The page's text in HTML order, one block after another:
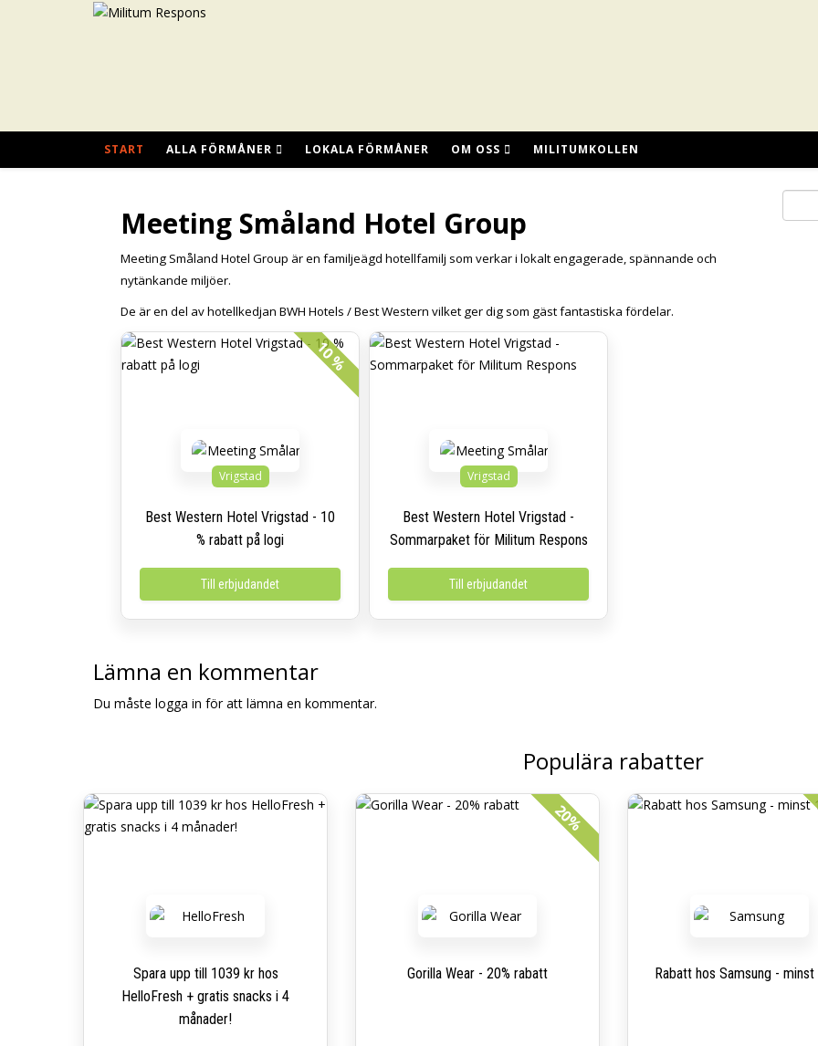
START ALLA FÖRMÅNER LOKALA FÖRMÅNER OM OSS MILITUMKOLLEN
Meeting Småland Hotel Group
Meeting Småland Hotel Group är en familjeägd hotellfamilj som verkar i lokalt engagerade, spännande och
nytänkande miljöer.
De är en del av hotellkedjan BWH Hotels / Best Western vilket ger dig som gäst fantastiska fördelar.
10 %
Vrigstad
Best Western Hotel Vrigstad - 10
% rabatt på logi
Till erbjudandet
Vrigstad
Best Western Hotel Vrigstad -
Sommarpaket för Militum Respons
Till erbjudandet
Lämna en kommentar
Du måste logga in för att lämna en kommentar.
Populära rabatter
Spara upp till 1039 kr hos
HelloFresh + gratis snacks i 4
månader!
20%
Gorilla Wear - 20% rabatt Rabatt hos Samsung - minst